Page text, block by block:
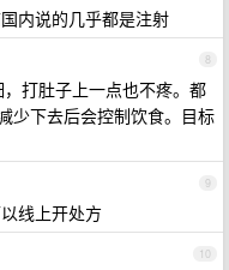
内说的几乎都是注射
8
打肚子上一点也不疼。都
少下去后会控制饮食。目标
9
线上开处方
10